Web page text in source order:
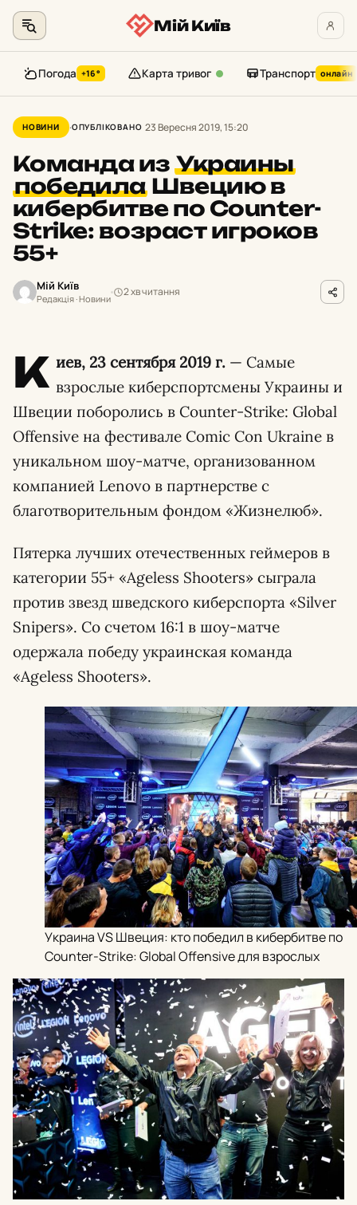
до
контенту
Мій Київ
Погода +16° Карта тривог Транспорт онлайн
НОВИНИ ОПУБЛІКОВАНО 23 Вересня 2019, 15:20
Команда изУкраины
победила Швецию в
кибербитве по Counter-
Strike: возраст игроков
55+
Мій Київ
Редакція · Новини
2 хв читання
К иев, 23 сентября 2019 г. — Самые
взрослые киберспортсмены Украины и
Швеции поборолись в Counter-Strike: Global
Offensive на фестивале Comic Con Ukraine в
уникальном шоу-матче, организованном
компанией Lenovo в партнерстве с
благотворительным фондом «Жизнелюб».
Пятерка лучших отечественных геймеров в
категории 55+ «Ageless Shooters» сыграла
против звезд шведского киберспорта «Silver
Snipers». Со счетом 16:1 в шоу-матче
одержала победу украинская команда
«Ageless Shooters».
Украина VS Швеция: кто победил в кибербитве по
Counter-Strike: Global Offensive для взрослых